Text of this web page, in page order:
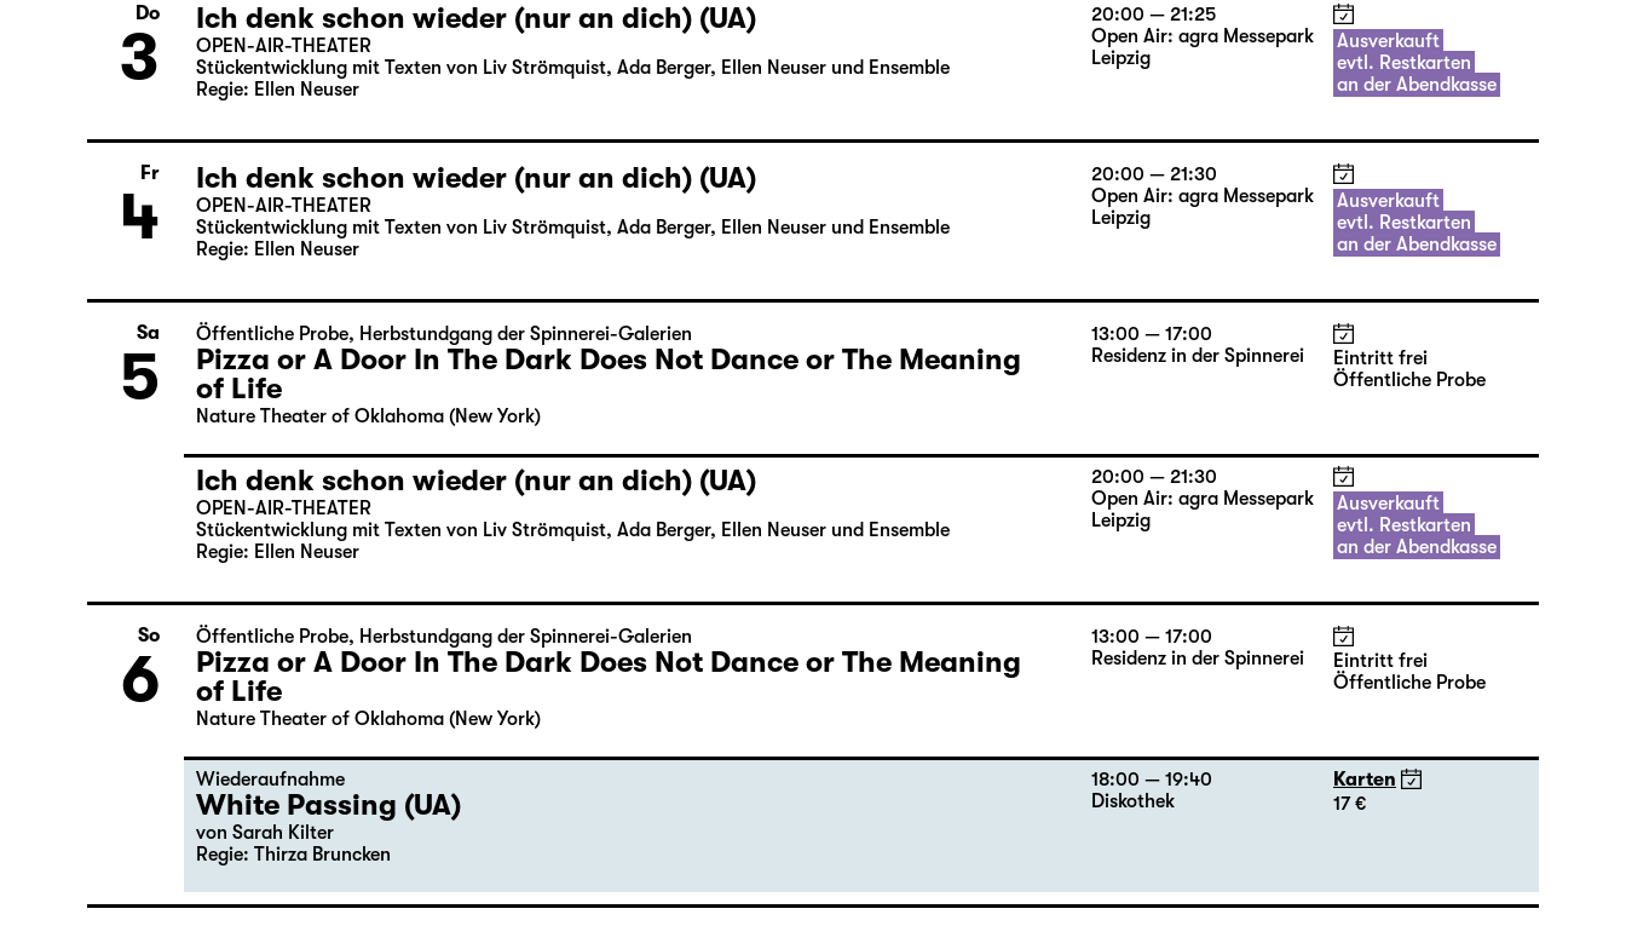
Do
3
Ausverkauft
evtl. Restkarten
an der Abendkasse
20:00 — 21:25
Open Air: agra Messepark
Leipzig
Ich denk schon wieder (nur an dich) (UA)
OPEN-AIR-THEATER
Stückentwicklung mit Texten von Liv Strömquist, Ada Berger, Ellen Neuser und Ensemble
Regie: Ellen Neuser
Fr
4
Ausverkauft
evtl. Restkarten
an der Abendkasse
20:00 — 21:30
Open Air: agra Messepark
Leipzig
Ich denk schon wieder (nur an dich) (UA)
OPEN-AIR-THEATER
Stückentwicklung mit Texten von Liv Strömquist, Ada Berger, Ellen Neuser und Ensemble
Regie: Ellen Neuser
Sa
5
Eintritt frei
Öffentliche Probe
13:00 — 17:00
Residenz in der Spinnerei
Öffentliche Probe, Herbstundgang der Spinnerei-Galerien
Pizza or A Door In The Dark Does Not Dance or The Meaning
of Life
Nature Theater of Oklahoma (New York)
Ausverkauft
evtl. Restkarten
an der Abendkasse
20:00 — 21:30
Open Air: agra Messepark
Leipzig
Ich denk schon wieder (nur an dich) (UA)
OPEN-AIR-THEATER
Stückentwicklung mit Texten von Liv Strömquist, Ada Berger, Ellen Neuser und Ensemble
Regie: Ellen Neuser
So
6
Eintritt frei
Öffentliche Probe
13:00 — 17:00
Residenz in der Spinnerei
Öffentliche Probe, Herbstundgang der Spinnerei-Galerien
Pizza or A Door In The Dark Does Not Dance or The Meaning
of Life
Nature Theater of Oklahoma (New York)
Karten
17 €
18:00 — 19:40
Diskothek
Wiederaufnahme
White Passing (UA)
von Sarah Kilter
Regie: Thirza Bruncken